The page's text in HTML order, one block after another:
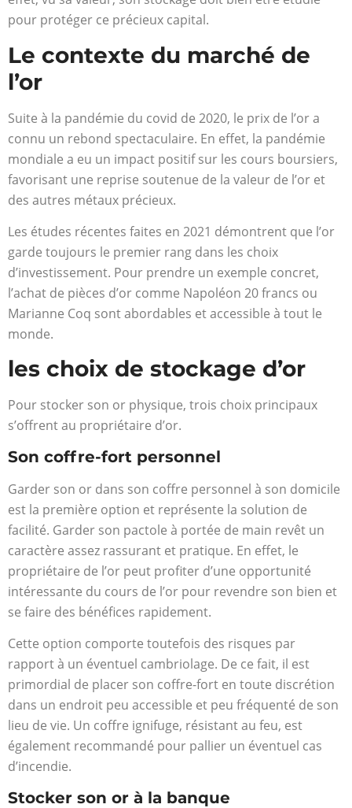
pour protéger ce précieux capital.
Le contexte du marché de
l’or
Suite à la pandémie du covid de 2020, le prix de l’or a
connu un rebond spectaculaire. En effet, la pandémie
mondiale a eu un impact positif sur les cours boursiers,
favorisant une reprise soutenue de la valeur de l’or et
des autres métaux précieux.
Les études récentes faites en 2021 démontrent que l’or
garde toujours le premier rang dans les choix
d’investissement. Pour prendre un exemple concret,
l’achat de pièces d’or comme Napoléon 20 francs ou
Marianne Coq sont abordables et accessible à tout le
monde.
les choix de stockage d’or
Pour stocker son or physique, trois choix principaux
s’offrent au propriétaire d’or.
Son coffre-fort personnel
Garder son or dans son coffre personnel à son domicile
est la première option et représente la solution de
facilité. Garder son pactole à portée de main revêt un
caractère assez rassurant et pratique. En effet, le
propriétaire de l’or peut profiter d’une opportunité
intéressante du cours de l’or pour revendre son bien et
se faire des bénéfices rapidement.
Cette option comporte toutefois des risques par
rapport à un éventuel cambriolage. De ce fait, il est
primordial de placer son coffre-fort en toute discrétion
dans un endroit peu accessible et peu fréquenté de son
lieu de vie. Un coffre ignifuge, résistant au feu, est
également recommandé pour pallier un éventuel cas
d’incendie.
Stocker son or à la banque